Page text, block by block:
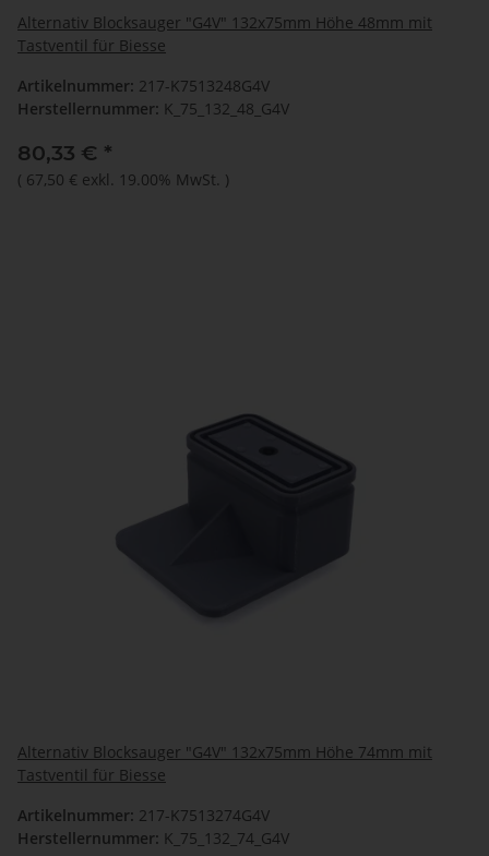
Alternativ Blocksauger "G4V" 132x75mm Höhe 48mm mit
Tastventil für Biesse
Artikelnummer: 217-K7513248G4V
Herstellernummer: K_75_132_48_G4V
80,33 € *
( 67,50 € exkl. 19.00% MwSt. )
Alternativ Blocksauger "G4V" 132x75mm Höhe 74mm mit
Tastventil für Biesse
Artikelnummer: 217-K7513274G4V
Herstellernummer: K_75_132_74_G4V